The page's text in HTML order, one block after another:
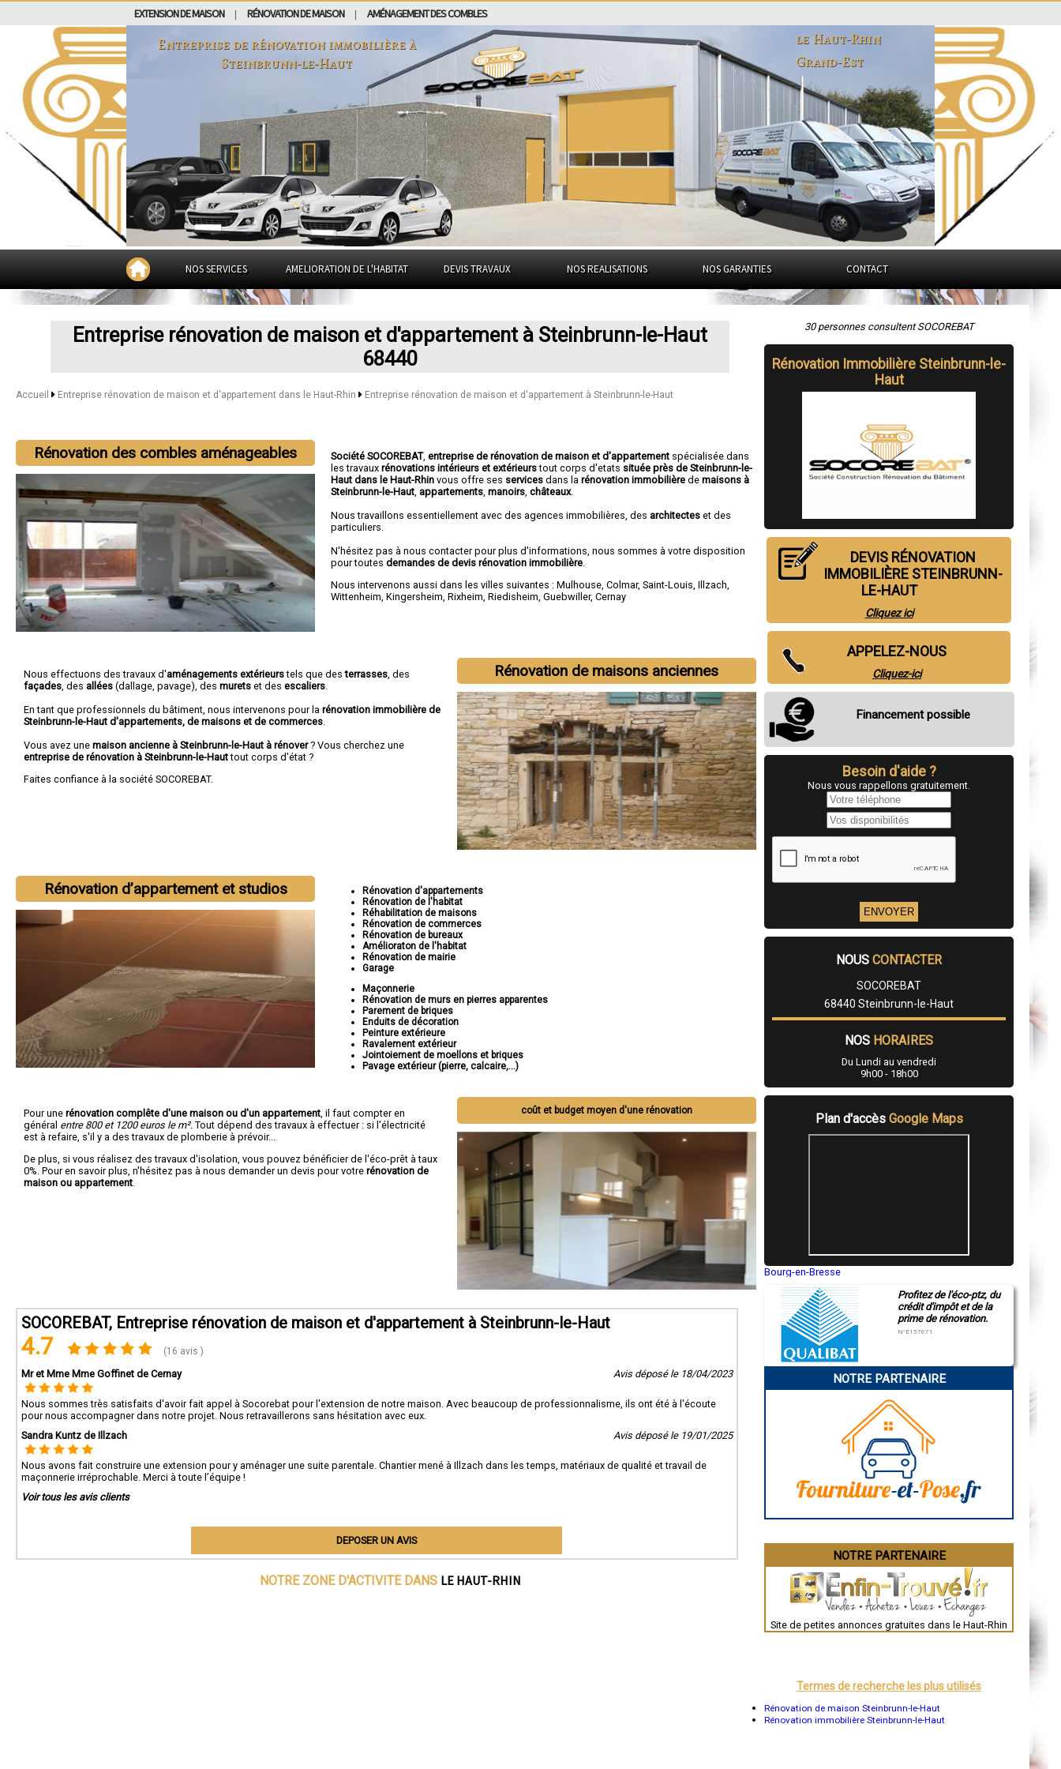
EXTENSION DE MAISON RÉNOVATION DE MAISON AMÉNAGEMENT DES COMBLES
Entreprise de rénovation immobilière à
Steinbrunn-le-Haut
le Haut-Rhin
Grand-Est
NOS SERVICES AMELIORATION DE L'HABITAT DEVIS TRAVAUX NOS REALISATIONS NOS GARANTIES CONTACT
Entreprise rénovation de maison et d'appartement à Steinbrunn-le-Haut
68440
Accueil Entreprise rénovation de maison et d'appartement dans le Haut-Rhin Entreprise rénovation de maison et d'appartement à Steinbrunn-le-Haut
Rénovation des combles aménageables Société SOCOREBAT,entreprise de rénovation de maison et d'appartement spécialisée dans
les travauxrénovations intérieurs et extérieurstout corps d'etats située près de Steinbrunn-le-
Haut dans le Haut-Rhinvous offre ses services dans larénovation immobilière demaisons à
Steinbrunn-le-Haut appartements ,manoirs ,châteaux.
Nous travaillons essentiellement avec des agences immobilières, des architectes et des
particuliers.
N'hésitez pas à nous contacter pour plus d'informations, nous sommes à votre disposition
pour toutesdemandes de devis rénovation immobilière
Nous intervenons aussi dans les villes suivantes :Mulhouse ,Colmar,Saint-Louis ,Illzach
Wittenheim ,Kingersheim ,Rixheim ,Riedisheim ,Guebwiller,Cernay
Rénovation de maisons anciennes
Nous effectuons des travaux d'aménagements extérieurstels que desterrasses , des
façades , des allées (dallage, pavage), des murets et des escaliers
En tant que professionnels du bâtiment, nous intervenons pour la rénovation immobilière de
Steinbrunn-le-Haut d'appartements, de maisons et de commerces
Vous avez une maison ancienne à Steinbrunn-le-Haut à rénover? Vous cherchez une
entreprise de rénovation à Steinbrunn-le-Hauttout corps d'état ?
Faites confiance à la société SOCOREBAT.
Rénovation d’appartement et studios
Rénovation d'appartements
Rénovation de l'habitat
Réhabilitation de maisons
Rénovation de commerces
Rénovation de bureaux
Amélioraton de l'habitat
Rénovation de mairie
Garage
Maçonnerie
Rénovation de murs en pierres apparentes
Parement de briques
Enduits de décoration
Peinture extérieure
Ravalement extérieur
Jointoiement de moellons et briques
Pavage extérieur (pierre, calcaire,...)
coût et budget moyen d'une rénovation
Pour une rénovation complête d'une maison ou d'un appartement , il faut compter en
général entre 800 et 1200 euros le m². Tout dépend des travaux à effectuer : si l'électricité
est à refaire, s'il y a des travaux de plomberie à prévoir...
De plus, si vous réalisez des travaux d'isolation, vous pouvez bénéficier de l'éco-prêt à taux
0%. Pour en savoir plus, n'hésitez pas à nous demander un devis pour votre rénovation de
maison ou appartement
SOCOREBAT, Entreprise rénovation de maison et d'appartement à Steinbrunn-le-Haut
4.7 (16 avis )
Mr et Mme Mme Goffinet de Cernay Avis déposé le 18/04/2023
Nous sommes très satisfaits d'avoir fait appel à Socorebat pour l'extension de notre maison. Avec beaucoup de professionnalisme, ils ont été à l'écoute
pour nous accompagner dans notre projet. Nous retravaillerons sans hésitation avec eux.
Sandra Kuntz de Illzach
Avis déposé le 19/01/2025
Nous avons fait construire une extension pour y aménager une suite parentale. Chantier mené à Illzach dans les temps, matériaux de qualité et travail de
maçonnerie irréprochable. Merci à toute l’équipe !
Voir tous les avis clients
DEPOSER UN AVIS
NOTRE ZONE D'ACTIVITE DANS LE HAUT-RHIN
30 personnes consultent SOCOREBAT
Rénovation Immobilière Steinbrunn-le-
Haut
DEVIS RÉNOVATION
IMMOBILIÈRE STEINBRUNN-
LE-HAUT
Cliquez ici
APPELEZ-NOUS
Cliquez-ici
Financement possible
Besoin d'aide ?
Nous vous rappellons gratuitement.
NOUS CONTACTER
SOCOREBAT
68440 Steinbrunn-le-Haut
NOS HORAIRES
Du Lundi au vendredi
9h00 - 18h00
Plan d'accès Google Maps
Bourg-en-Bresse
Montluçon
Manosque
Gap
Charleville-Mézières
Pamiers
Narbonne
Brive-la-Gaillarde
Guéret
Besançon
Évreux
Chartres
Nîmes
Auch
Dole
Mont-de-Marsan
Profitez de l'éco-ptz, du
crédit d'impôt et de la
prime de rénovation.
N°E157671
NOTRE PARTENAIRE
NOTRE PARTENAIRE
Site de petites annonces gratuites dans le Haut-Rhin
Termes de recherche les plus utilisés
Rénovation de maison Steinbrunn-le-Haut
Rénovation immobilière Steinbrunn-le-Haut